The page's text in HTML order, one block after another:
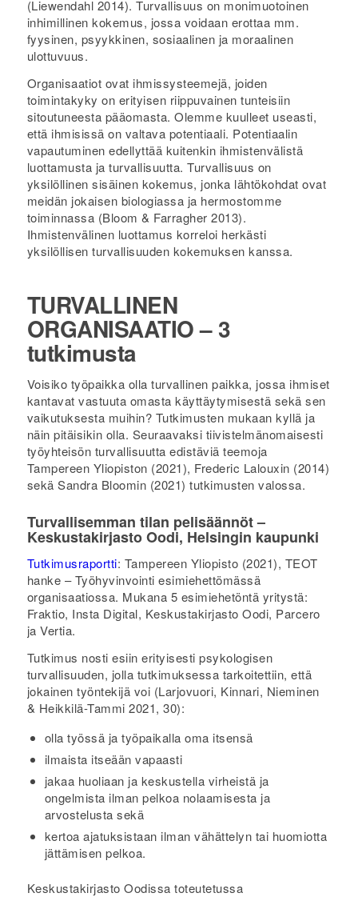
(Liewendahl 2014). Turvallisuus on monimuotoinen
inhimillinen kokemus, jossa voidaan erottaa mm.
fyysinen, psyykkinen, sosiaalinen ja moraalinen
ulottuvuus.
Organisaatiot ovat ihmissysteemejä, joiden
toimintakyky on erityisen riippuvainen tunteisiin
sitoutuneesta pääomasta. Olemme kuulleet useasti,
että ihmisissä on valtava potentiaali. Potentiaalin
vapautuminen edellyttää kuitenkin ihmistenvälistä
luottamusta ja turvallisuutta. Turvallisuus on
yksilöllinen sisäinen kokemus, jonka lähtökohdat ovat
meidän jokaisen biologiassa ja hermostomme
toiminnassa (Bloom & Farragher 2013).
Ihmistenvälinen luottamus korreloi herkästi
yksilöllisen turvallisuuden kokemuksen kanssa.
TURVALLINEN
ORGANISAATIO – 3
tutkimusta
Voisiko työpaikka olla turvallinen paikka, jossa ihmiset
kantavat vastuuta omasta käyttäytymisestä sekä sen
vaikutuksesta muihin? Tutkimusten mukaan kyllä ja
näin pitäisikin olla. Seuraavaksi tiivistelmänomaisesti
työyhteisön turvallisuutta edistäviä teemoja
Tampereen Yliopiston (2021), Frederic Lalouxin (2014)
sekä Sandra Bloomin (2021) tutkimusten valossa.
Turvallisemman tilan pelisäännöt –
Keskustakirjasto Oodi, Helsingin kaupunki
Tutkimusraportti: Tampereen Yliopisto (2021), TEOT
hanke – Työhyvinvointi esimiehettömässä
organisaatiossa. Mukana 5 esimiehetöntä yritystä:
Fraktio, Insta Digital, Keskustakirjasto Oodi, Parcero
ja Vertia.
Tutkimus nosti esiin erityisesti psykologisen
turvallisuuden, jolla tutkimuksessa tarkoitettiin, että
jokainen työntekijä voi (Larjovuori, Kinnari, Nieminen
& Heikkilä-Tammi 2021, 30):
olla työssä ja työpaikalla oma itsensä
ilmaista itseään vapaasti
jakaa huoliaan ja keskustella virheistä ja
ongelmista ilman pelkoa nolaamisesta ja
arvostelusta sekä
kertoa ajatuksistaan ilman vähättelyn tai huomiotta
jättämisen pelkoa.
Keskustakirjasto Oodissa toteutetussa